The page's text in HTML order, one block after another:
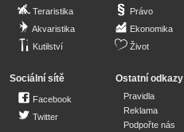
Teraristika
Akvaristika
Kutilství
Právo
Ekonomika
Život
Sociální sítě
Facebook
Twitter
Ostatní odkazy
Pravidla
Reklama
Podpořte nás